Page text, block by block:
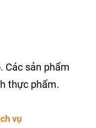
Các sản phẩm
thực phẩm.
vụ